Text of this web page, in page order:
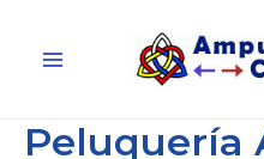
Menu
Peluquería